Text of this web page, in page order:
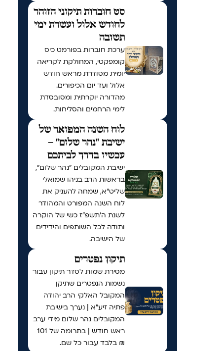
סט חוברות תיקוני הזוהר
לחודש אלול ועשרת ימי
תשובה
ערכת חוברות בפורמט כיס
קומפקטי, המחולקת לקריאה
יומית מסודרת מראש חודש
אלול ועד יום הכיפורים.
מהדורה יוקרתית ומסובסדת
לימי הרחמים והסליחות.
לוח השנה המפואר של
ישיבת "נהר שלום" –
עכשיו בדרך לביתכם
ישיבת המקובלים "נהר שלום",
בראשות הרב בניהו שמואלי
שליט"א, שמחה להעניק את
לוח השנה המפורט והמהודר
לשנת ה'תשפ"ז כשי של הוקרה
ותודה לכל השותפים והידידים
של הישיבה.
תיקון נפטרים
מסירת שמות לסדר תיקון עבור
נשמות הנפטרים שתיקן
המקובל האלקי הרב יהודה
פתיה זיע"א | נערך בישיבת
המקובלים נהר שלום מידי ערב
ראש חודש | בתרומה של 101
₪ בלבד עבור כל שם.